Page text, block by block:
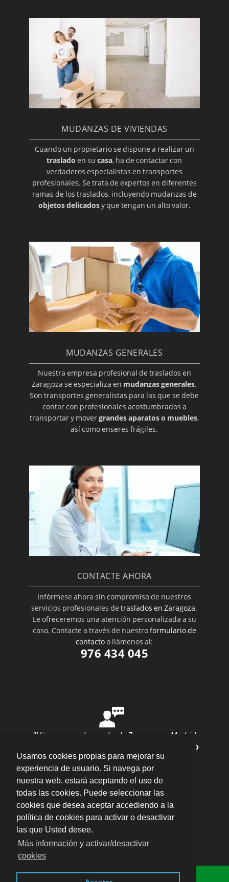
Usamos cookies propias para mejorar su
experiencia de usuario. Si navega por
nuestra web, estará aceptando el uso de
todas las cookies. Puede seleccionar las
cookies que desea aceptar accediendo a la
política de cookies para activar o desactivar
las que Usted desee.
Más información y activar/desactivar
cookies
MUDANZAS DE VIVIENDAS
Cuando un propietario se dispone a realizar un
traslado en sucasa, ha de contactar con
verdaderos especialistas en transportes
profesionales. Se trata de expertos en diferentes
ramas de los traslados, incluyendo mudanzas de
objetos delicadosy que tengan un alto valor.
MUDANZAS GENERALES
Nuestra empresa profesional de traslados en
Zaragoza se especializa en mudanzas generales.
Son transportes generalistas para las que se debe
contar con profesionales acostumbrados a
transportar y movergrandes aparatos o muebles,
así como enseres frágiles.
CONTACTE AHORA
Infórmese ahora sin compromiso de nuestros
servicios profesionales detraslados en Zaragoza.
Le ofreceremos una atención personalizada a su
caso. Contacte a través de nuestroformulario de
contactoo llámenos al:
976 434 045
Consulta Online
"Hice una mudanza desde Zaragoza a Madrid
Ana Rubio
valoración 10/10
Enviar opinión
Plaza del Pilar, 16 Entlo. Oficina 5, 50003 –
Aviso legal · LSSI · Política de cookies · Política